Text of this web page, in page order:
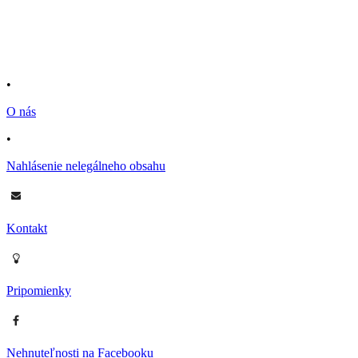
•
O nás
•
Nahlásenie nelegálneho obsahu
Kontakt
Pripomienky
Nehnuteľnosti na Facebooku